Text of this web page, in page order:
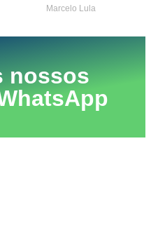
Marcelo Lula
nossos